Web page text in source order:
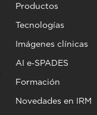
Productos
Tecnologías
Imágenes clínicas
AI e‑SPADES
Formación
Novedades en IRM